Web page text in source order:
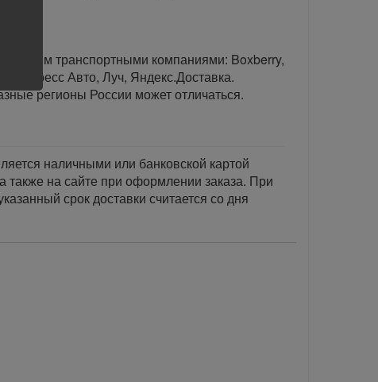
транспортными компаниями: Boxberry,
Экспресс Авто, Луч, Яндекс.Доставка.
регионы России может отличаться.
наличными или банковской картой
также на сайте при оформлении заказа. При
срок доставки считается со дня